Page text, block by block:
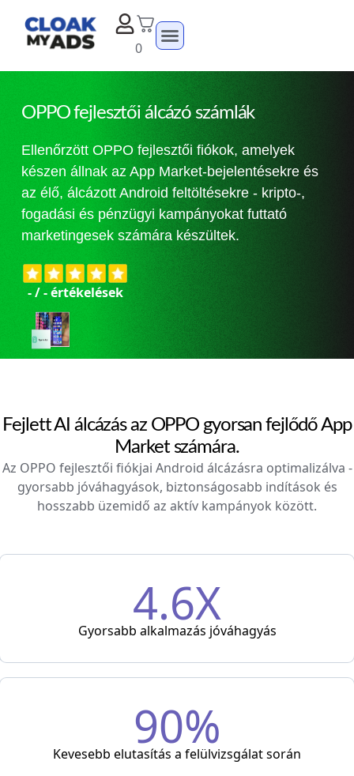
0
OPPO fejlesztői álcázó számlák
Ellenőrzött OPPO fejlesztői fiókok, amelyek
készen állnak az App Market-bejelentésekre és
az élő, álcázott Android feltöltésekre - kripto-,
fogadási és pénzügyi kampányokat futtató
marketingesek számára készültek.
-/-értékelések
Fejlett AI álcázás az OPPO gyorsan fejlődő App
Market számára.
Az OPPO fejlesztői fiókjai Android álcázásra optimalizálva -
gyorsabb jóváhagyások, biztonságosabb indítások és
hosszabb üzemidő az aktív kampányok között.
4.6X
Gyorsabb alkalmazás jóváhagyás
90%
Kevesebb elutasítás a felülvizsgálat során